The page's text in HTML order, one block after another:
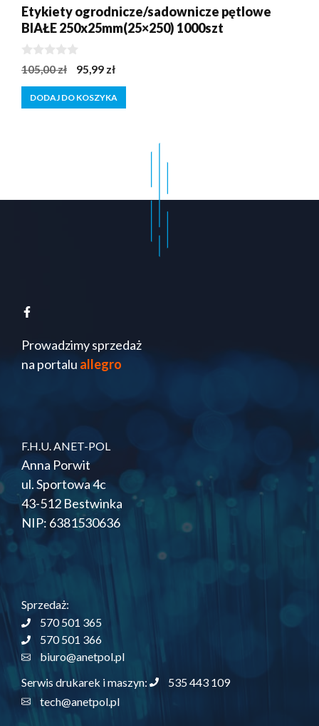
Etykiety ogrodnicze/sadownicze pętlowe
BIAŁE 250x25mm(25×250) 1000szt
0
z
5
105,00zł
Pierwotna
cena
wynosiła:
95,99 złAktualna
cena
wynosi:
DODAJ DO KOSZYKA
Prowadzimy sprzedaż
na portalu allegro
F.H.U. ANET-POL
Anna Porwit
ul. Sportowa 4c
43-512 Bestwinka
NIP: 6381530636
Sprzedaż:
570 501 365
570 501 366
biuro@anetpol.pl
Serwis drukarek i maszyn:
535 443 109
tech@anetpol.pl